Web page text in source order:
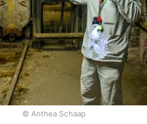
© Anthea Schaap